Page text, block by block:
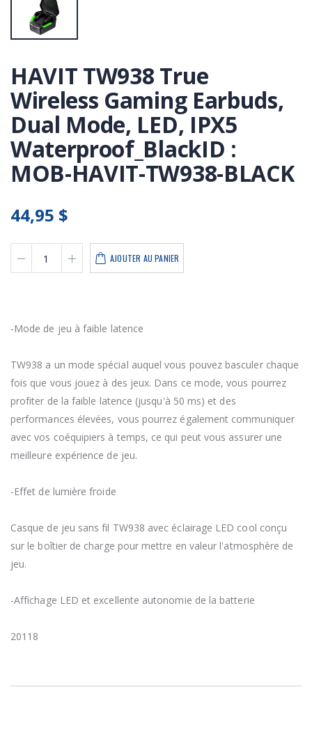
HAVIT TW938 True
Wireless Gaming Earbuds,
Dual Mode, LED, IPX5
Waterproof_BlackID :
MOB-HAVIT-TW938-BLACK
44,95 $
AJOUTER AU PANIER
-Mode de jeu à faible latence
TW938 a un mode spécial auquel vous pouvez basculer chaque
fois que vous jouez à des jeux. Dans ce mode, vous pourrez
profiter de la faible latence (jusqu'à 50 ms) et des
performances élevées, vous pourrez également communiquer
avec vos coéquipiers à temps, ce qui peut vous assurer une
meilleure expérience de jeu.
-Effet de lumière froide
Casque de jeu sans fil TW938 avec éclairage LED cool conçu
sur le boîtier de charge pour mettre en valeur l'atmosphère de
jeu.
-Affichage LED et excellente autonomie de la batterie
20118